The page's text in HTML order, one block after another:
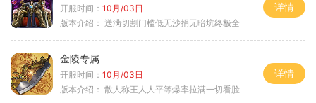
开服时间： 10月/03日
版本介绍： 送满切割门槛低无沙捐无暗坑终极全
详情
金陵专属
开服时间： 10月/03日
版本介绍： 散人称王人人平等爆率拉满一切看脸
详情